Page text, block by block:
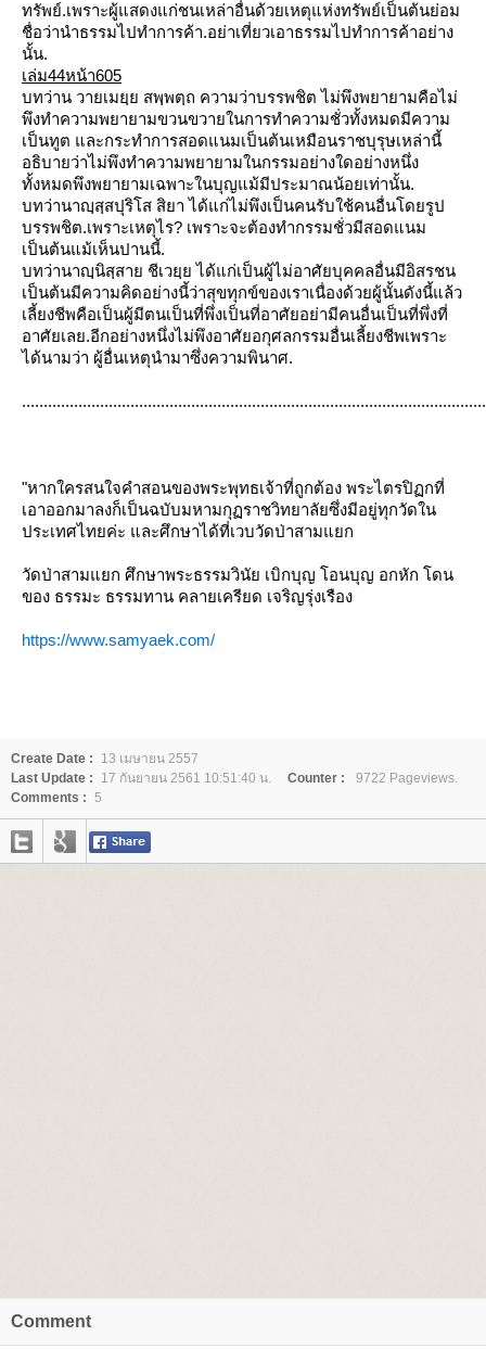
ทรัพย์.เพราะผู้แสดงแก่ชนเหล่าอื่นด้วยเหตุแห่งทรัพย์เป็นต้นย่อม
ชื่อว่านำธรรมไปทำการค้า.อย่าเที่ยวเอาธรรมไปทำการค้าอย่าง
นั้น.
เล่ม44หน้า605
บทว่าน วายเมยฺย สพฺพตฺถ ความว่าบรรพชิต ไม่พึงพยายามคือไม่
พึงทำความพยายามขวนขวายในการทำความชั่วทั้งหมดมีความ
เป็นทูต และกระทำการสอดแนมเป็นต้นเหมือนราชบุรุษเหล่านี้
อธิบายว่าไม่พึงทำความพยายามในกรรมอย่างใดอย่างหนึ่ง
ทั้งหมดพึงพยายามเฉพาะในบุญแม้มีประมาณน้อยเท่านั้น.
บทว่านาญฺสฺสปุริโส สิยา ได้แก่ไม่พึงเป็นคนรับใช้คนอื่นโดยรูป
บรรพชิต.เพราะเหตุไร? เพราะจะต้องทำกรรมชั่วมีสอดแนม
เป็นต้นแม้เห็นปานนี้.
บทว่านาญฺนิสฺสาย ชีเวยฺย ได้แก่เป็นผู้ไม่อาศัยบุคคลอื่นมีอิสรชน
เป็นต้นมีความคิดอย่างนี้ว่าสุขทุกข์ของเราเนื่องด้วยผู้นั้นดังนี้แล้ว
เลี้ยงชีพคือเป็นผู้มีตนเป็นที่พึ่งเป็นที่อาศัยอย่ามีคนอื่นเป็นที่พึ่งที่
อาศัยเลย.อีกอย่างหนึ่งไม่พึงอาศัยอกุศลกรรมอื่นเลี้ยงชีพเพราะ
ได้นามว่า ผู้อื่นเหตุนำมาซึ่งความพินาศ.
"หากใครสนใจคำสอนของพระพุทธเจ้าที่ถูกต้อง พระไตรปิฏกที่
เอาออกมาลงก็เป็นฉบับมหามกุฏราชวิทยาลัยซึ่งมีอยู่ทุกวัดใน
ประเทศไทยค่ะ และศึกษาได้ที่เวบวัดป่าสามแยก
วัดป่าสามแยก ศึกษาพระธรรมวินัย เบิกบุญ โอนบุญ อกหัก โดน
ของ ธรรมะ ธรรมทาน คลายเครียด เจริญรุ่งเรือง
https://www.samyaek.com/
Create Date :
13 เมษายน 2557
Last Update :
17 กันยายน 2561 10:51:40 น. Counter :
9722 Pageviews.
Comments : 5
Comment